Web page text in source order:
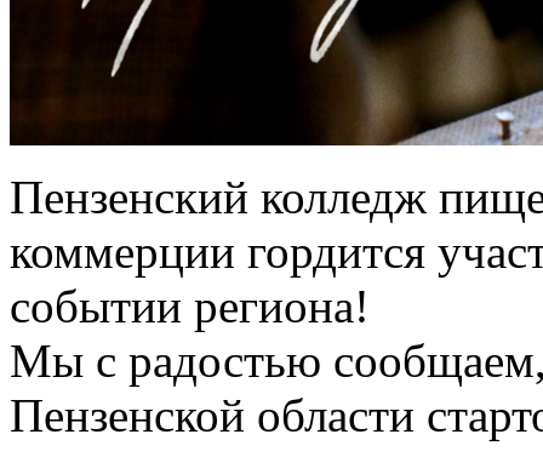
Пензенский колледж
коммерции гордится
событии региона!
Мы с радостью
Пензенской области